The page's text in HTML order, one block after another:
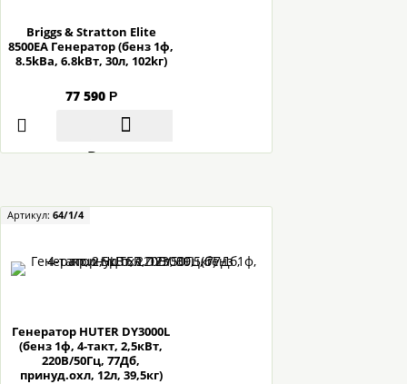
Briggs & Stratton Elite
8500EA Гeнepaтop (бeнз 1ф,
8.5kBa, 6.8kBт, 30л, 102kг)
77 590 Р
В корзину
Генератор HUTER DY3000L
(бенз 1ф, 4-такт, 2,5кВт,
220В/50Гц, 77Дб,
принуд.охл, 12л, 39,5кг)
Артикул: 64/1/4